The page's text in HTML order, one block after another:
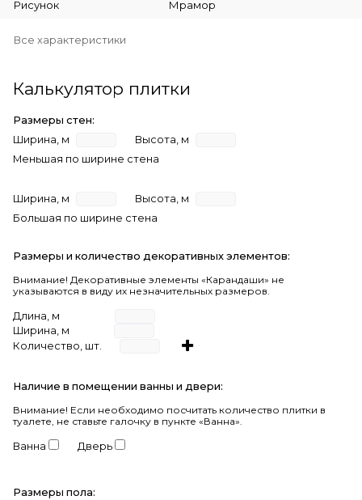
Рисунок Мрамор
Все характеристики
Калькулятор плитки
Размеры стен:
Ширина, м
Высота, м
Меньшая по ширине стена
Ширина, м
Высота, м
Большая по ширине стена
Размеры и количество декоративных элементов:
Внимание! Декоративные элементы «Карандаши» не
указываются в виду их незначительных размеров.
Длина, м
Ширина, м
Количество, шт.
Наличие в помещении ванны и двери:
Внимание! Если необходимо посчитать количество плитки в
туалете, не ставьте галочку в пункте «Ванна».
Ванна Дверь
Размеры пола: